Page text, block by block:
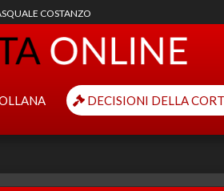
COSTANZO
DECISIONI DELLA